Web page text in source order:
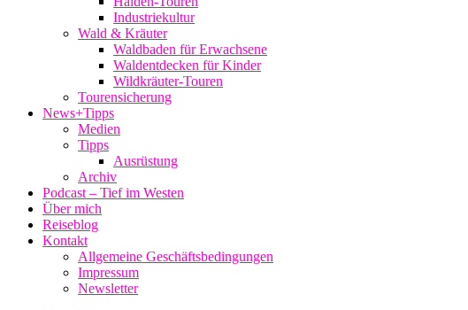
Industriekultur
Wald & Kräuter
Waldbaden für Erwachsene
Waldentdecken für Kinder
Wildkräuter-Touren
Tourensicherung
News+Tipps
Medien
Tipps
Ausrüstung
Archiv
Podcast – Tief im Westen
Über mich
Reiseblog
Kontakt
Allgemeine Geschäftsbedingungen
Impressum
Newsletter